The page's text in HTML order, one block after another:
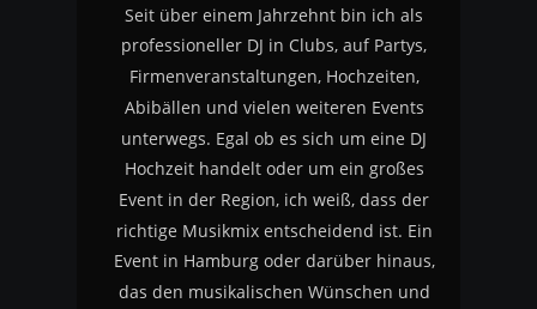
Seit über einem Jahrzehnt bin ich als
professioneller DJ in Clubs, auf Partys,
Firmenveranstaltungen, Hochzeiten,
Abibällen und vielen weiteren Events
unterwegs. Egal ob es sich um eine DJ
Hochzeit handelt oder um ein großes
Event in der Region, ich weiß, dass der
richtige Musikmix entscheidend ist. Ein
Event in Hamburg oder darüber hinaus,
das den musikalischen Wünschen und